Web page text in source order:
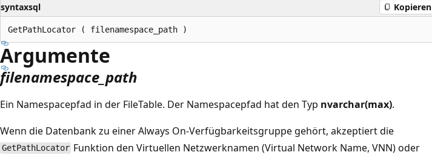
syntaxsql Kopieren
Argumente
filenamespace_path
Ein Namespacepfad in der FileTable. Der Namespacepfad hat den Typ nvarchar(max).
Wenn die Datenbank zu einer Always On-Verfügbarkeitsgruppe gehört, akzeptiert die
GetPathLocator Funktion den Virtuellen Netzwerknamen (Virtual Network Name, VNN) oder